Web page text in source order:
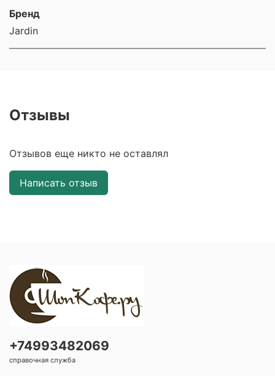
Бренд
Jardin
Отзывы
Отзывов еще никто не оставлял
Написать отзыв
+74993482069
справочная служба